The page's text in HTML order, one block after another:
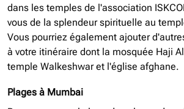
dans les temples de l'association
vous de la splendeur spirituelle au
Vous pourriez également ajouter
à votre itinéraire dont la mosquée Haji
temple Walkeshwar et l'église afghane.
Plages à Mumbai